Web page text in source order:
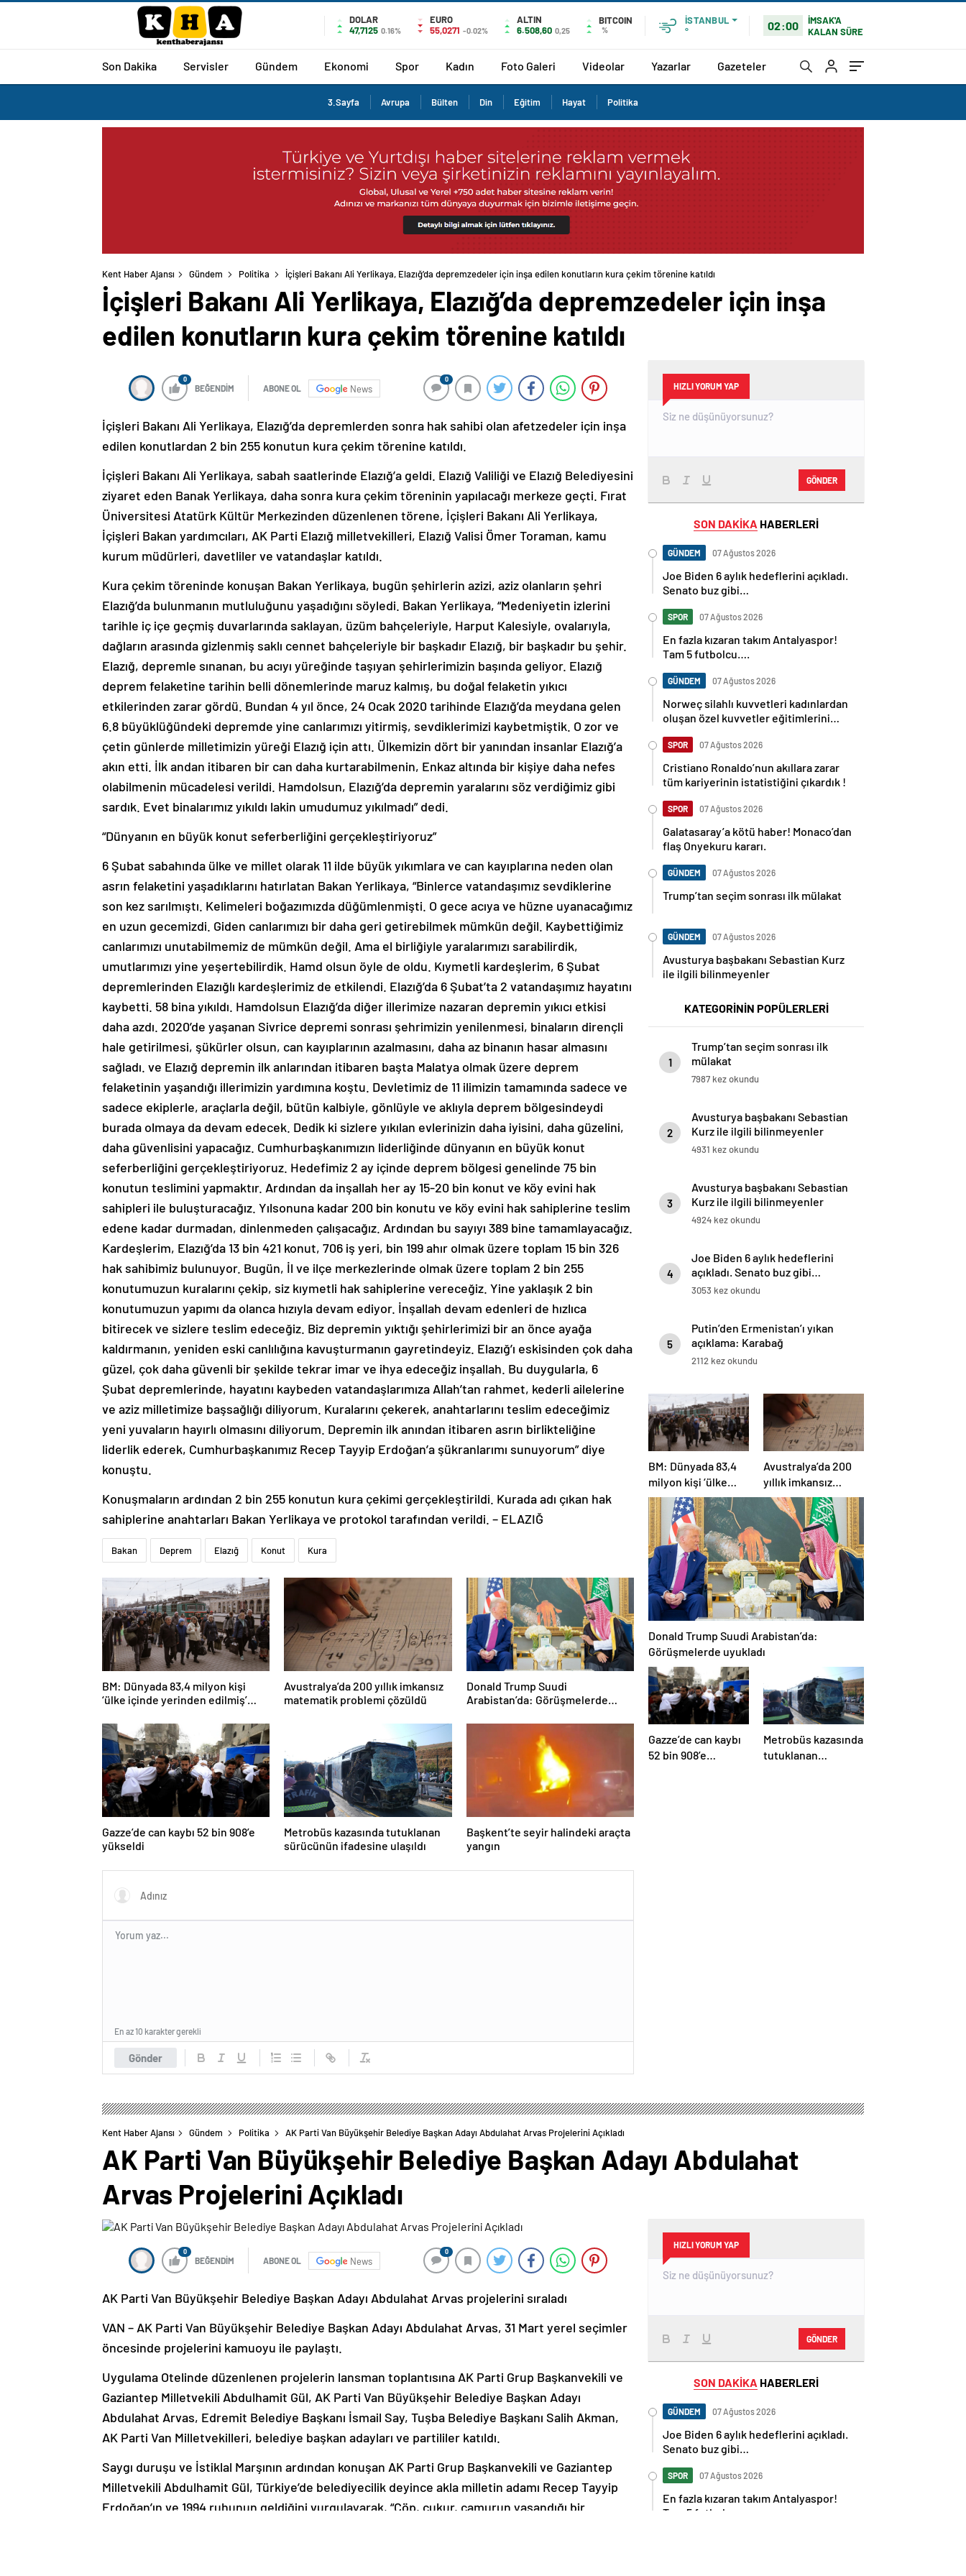
DOLAR
47,7125 0.16%
EURO
55,0271 -0.02%
ALTIN
6.508,60 0,25
BITCOIN
%
İSTANBUL
°
02:00
İMSAK'A
KALAN SÜRE
Son Dakika Servisler Gündem Ekonomi Spor Kadın Foto Galeri Videolar Yazarlar Gazeteler
3.Sayfa Avrupa Bülten Din Eğitim Hayat Politika
Kent Haber Ajansı Gündem Politika İçişleri Bakanı Ali Yerlikaya, Elazığ’da depremzedeler için inşa edilen konutların kura çekim törenine katıldı
İçişleri Bakanı Ali Yerlikaya, Elazığ’da depremzedeler için inşa
edilen konutların kura çekim törenine katıldı
0
BEĞENDİM ABONE OL News
0
İçişleri Bakanı Ali Yerlikaya, Elazığ’da depremlerden sonra hak sahibi olan afetzedeler için inşa
edilen konutlardan 2 bin 255 konutun kura çekim törenine katıldı.
İçişleri Bakanı Ali Yerlikaya, sabah saatlerinde Elazığ’a geldi. Elazığ Valiliği ve Elazığ Belediyesini
ziyaret eden Banak Yerlikaya, daha sonra kura çekim töreninin yapılacağı merkeze geçti. Fırat
Üniversitesi Atatürk Kültür Merkezinden düzenlenen törene, İçişleri Bakanı Ali Yerlikaya,
İçişleri Bakan yardımcıları, AK Parti Elazığ milletvekilleri, Elazığ Valisi Ömer Toraman, kamu
kurum müdürleri, davetliler ve vatandaşlar katıldı.
Kura çekim töreninde konuşan Bakan Yerlikaya, bugün şehirlerin azizi, aziz olanların şehri
Elazığ’da bulunmanın mutluluğunu yaşadığını söyledi. Bakan Yerlikaya, “Medeniyetin izlerini
tarihle iç içe geçmiş duvarlarında saklayan, üzüm bahçeleriyle, Harput Kalesiyle, ovalarıyla,
dağların arasında gizlenmiş saklı cennet bahçeleriyle bir başkadır Elazığ, bir başkadır bu şehir.
Elazığ, depremle sınanan, bu acıyı yüreğinde taşıyan şehirlerimizin başında geliyor. Elazığ
deprem felaketine tarihin belli dönemlerinde maruz kalmış, bu doğal felaketin yıkıcı
etkilerinden zarar gördü. Bundan 4 yıl önce, 24 Ocak 2020 tarihinde Elazığ’da meydana gelen
6.8 büyüklüğündeki depremde yine canlarımızı yitirmiş, sevdiklerimizi kaybetmiştik. O zor ve
çetin günlerde milletimizin yüreği Elazığ için attı. Ülkemizin dört bir yanından insanlar Elazığ’a
akın etti. İlk andan itibaren bir can daha kurtarabilmenin, Enkaz altında bir kişiye daha nefes
olabilmenin mücadelesi verildi. Hamdolsun, Elazığ’da depremin yaralarını söz verdiğimiz gibi
sardık. Evet binalarımız yıkıldı lakin umudumuz yıkılmadı” dedi.
“Dünyanın en büyük konut seferberliğini gerçekleştiriyoruz”
6 Şubat sabahında ülke ve millet olarak 11 ilde büyük yıkımlara ve can kayıplarına neden olan
asrın felaketini yaşadıklarını hatırlatan Bakan Yerlikaya, “Binlerce vatandaşımız sevdiklerine
son kez sarılmıştı. Kelimeleri boğazımızda düğümlenmişti. O gece acıya ve hüzne uyanacağımız
en uzun gecemizdi. Giden canlarımızı bir daha geri getirebilmek mümkün değil. Kaybettiğimiz
canlarımızı unutabilmemiz de mümkün değil. Ama el birliğiyle yaralarımızı sarabilirdik,
umutlarımızı yine yeşertebilirdik. Hamd olsun öyle de oldu. Kıymetli kardeşlerim, 6 Şubat
depremlerinden Elazığlı kardeşlerimiz de etkilendi. Elazığ’da 6 Şubat’ta 2 vatandaşımız hayatını
kaybetti. 58 bina yıkıldı. Hamdolsun Elazığ’da diğer illerimize nazaran depremin yıkıcı etkisi
daha azdı. 2020’de yaşanan Sivrice depremi sonrası şehrimizin yenilenmesi, binaların dirençli
hale getirilmesi, şükürler olsun, can kayıplarının azalmasını, daha az binanın hasar almasını
sağladı. ve Elazığ depremin ilk anlarından itibaren başta Malatya olmak üzere deprem
felaketinin yaşandığı illerimizin yardımına koştu. Devletimiz de 11 ilimizin tamamında sadece ve
sadece ekiplerle, araçlarla değil, bütün kalbiyle, gönlüyle ve aklıyla deprem bölgesindeydi
burada olmaya da devam edecek. Dedik ki sizlere yıkılan evlerinizin daha iyisini, daha güzelini,
daha güvenlisini yapacağız. Cumhurbaşkanımızın liderliğinde dünyanın en büyük konut
seferberliğini gerçekleştiriyoruz. Hedefimiz 2 ay içinde deprem bölgesi genelinde 75 bin
konutun teslimini yapmaktır. Ardından da inşallah her ay 15-20 bin konut ve köy evini hak
sahipleri ile buluşturacağız. Yılsonuna kadar 200 bin konutu ve köy evini hak sahiplerine teslim
edene kadar durmadan, dinlenmeden çalışacağız. Ardından bu sayıyı 389 bine tamamlayacağız.
Kardeşlerim, Elazığ’da 13 bin 421 konut, 706 iş yeri, bin 199 ahır olmak üzere toplam 15 bin 326
hak sahibimiz bulunuyor. Bugün, İl ve ilçe merkezlerinde olmak üzere toplam 2 bin 255
konutumuzun kuralarını çekip, siz kıymetli hak sahiplerine vereceğiz. Yine yaklaşık 2 bin
konutumuzun yapımı da olanca hızıyla devam ediyor. İnşallah devam edenleri de hızlıca
bitirecek ve sizlere teslim edeceğiz. Biz depremin yıktığı şehirlerimizi bir an önce ayağa
kaldırmanın, yeniden eski canlılığına kavuşturmanın gayretindeyiz. Elazığ’ı eskisinden çok daha
güzel, çok daha güvenli bir şekilde tekrar imar ve ihya edeceğiz inşallah. Bu duygularla, 6
Şubat depremlerinde, hayatını kaybeden vatandaşlarımıza Allah’tan rahmet, kederli ailelerine
ve aziz milletimize başsağlığı diliyorum. Kuralarını çekerek, anahtarlarını teslim edeceğimiz
yeni yuvaların hayırlı olmasını diliyorum. Depremin ilk anından itibaren asrın birlikteliğine
liderlik ederek, Cumhurbaşkanımız Recep Tayyip Erdoğan’a şükranlarımı sunuyorum” diye
konuştu.
Konuşmaların ardından 2 bin 255 konutun kura çekimi gerçekleştirildi. Kurada adı çıkan hak
sahiplerine anahtarları Bakan Yerlikaya ve protokol tarafından verildi. – ELAZIĞ
Bakan Deprem Elazığ Konut Kura
BM: Dünyada 83,4 milyon kişi
‘ülke içinde yerinden edilmiş’
Avustralya’da 200 yıllık imkansız
matematik problemi çözüldü
Donald Trump Suudi
Arabistan’da: Görüşmelerde
Gazze’de can kaybı 52 bin 908’e
yükseldi
Metrobüs kazasında tutuklanan
sürücünün ifadesine ulaşıldı
Başkent’te seyir halindeki araçta
yangın
Gönder
En az 10 karakter gerekli
HIZLI YORUM YAP
GÖNDER
SON DAKİKA HABERLERİ
GÜNDEM 07 Ağustos 2026
Joe Biden 6 aylık hedeflerini açıkladı.
Senato buz gibi…
SPOR 07 Ağustos 2026
En fazla kızaran takım Antalyaspor!
Tam 5 futbolcu….
GÜNDEM 07 Ağustos 2026
Norweç silahlı kuvvetleri kadınlardan
oluşan özel kuvvetler eğitimlerini
SPOR 07 Ağustos 2026
Cristiano Ronaldo’nun akıllara zarar
tüm kariyerinin istatistiğini çıkardık !
SPOR 07 Ağustos 2026
Galatasaray’a kötü haber! Monaco’dan
flaş Onyekuru kararı.
GÜNDEM 07 Ağustos 2026
Trump’tan seçim sonrası ilk mülakat
GÜNDEM 07 Ağustos 2026
Avusturya başbakanı Sebastian Kurz
ile ilgili bilinmeyenler
KATEGORİNİN POPÜLERLERİ
1
Trump’tan seçim sonrası ilk
mülakat
7987 kez okundu
2
Avusturya başbakanı Sebastian
Kurz ile ilgili bilinmeyenler
4931 kez okundu
3
Avusturya başbakanı Sebastian
Kurz ile ilgili bilinmeyenler
4924 kez okundu
4
Joe Biden 6 aylık hedeflerini
açıkladı. Senato buz gibi…
3053 kez okundu
5
Putin’den Ermenistan’ı yıkan
açıklama: Karabağ
Azerbaycan’ın ayrılmaz bir
2112 kez okundu
BM: Dünyada 83,4
milyon kişi ‘ülke
içinde yerinden
edilmiş’ olarak
yaşıyor
Avustralya’da 200
yıllık imkansız
matematik
problemi çözüldü
Donald Trump Suudi Arabistan’da:
Görüşmelerde uyukladı
Gazze’de can kaybı
52 bin 908’e
Metrobüs kazasında
tutuklanan
Kent Haber Ajansı Gündem Politika AK Parti Van Büyükşehir Belediye Başkan Adayı Abdulahat Arvas Projelerini Açıkladı
AK Parti Van Büyükşehir Belediye Başkan Adayı Abdulahat
Arvas Projelerini Açıkladı
0
BEĞENDİM ABONE OL News
0
AK Parti Van Büyükşehir Belediye Başkan Adayı Abdulahat Arvas projelerini sıraladı
VAN – AK Parti Van Büyükşehir Belediye Başkan Adayı Abdulahat Arvas, 31 Mart yerel seçimler
öncesinde projelerini kamuoyu ile paylaştı.
Uygulama Otelinde düzenlenen projelerin lansman toplantısına AK Parti Grup Başkanvekili ve
Gaziantep Milletvekili Abdulhamit Gül, AK Parti Van Büyükşehir Belediye Başkan Adayı
Abdulahat Arvas, Edremit Belediye Başkanı İsmail Say, Tuşba Belediye Başkanı Salih Akman,
AK Parti Van Milletvekilleri, belediye başkan adayları ve partililer katıldı.
Saygı duruşu ve İstiklal Marşının ardından konuşan AK Parti Grup Başkanvekili ve Gaziantep
Milletvekili Abdulhamit Gül, Türkiye’de belediyecilik deyince akla milletin adamı Recep Tayyip
Erdoğan’ın ve 1994 ruhunun geldiğini vurgulayarak, “Çöp, çukur, çamurun yaşandığı bir
HIZLI YORUM YAP
GÖNDER
SON DAKİKA HABERLERİ
GÜNDEM 07 Ağustos 2026
Joe Biden 6 aylık hedeflerini açıkladı.
Senato buz gibi…
SPOR 07 Ağustos 2026
En fazla kızaran takım Antalyaspor!
Tam 5 futbolcu….